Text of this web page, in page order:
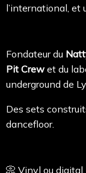
l’international, et
Fondateur du
Pit Crew et du
underground de
Des sets
dancefloor.
📀 Vinyl ou